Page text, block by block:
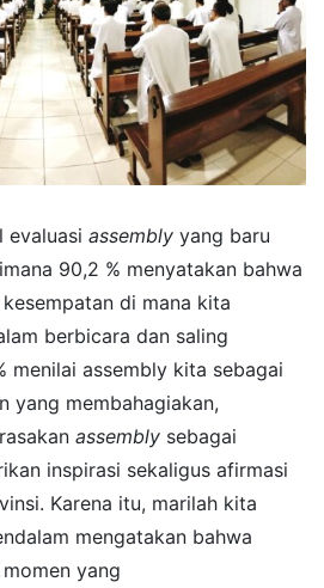
evaluasi assembly yang baru
90,2 % menyatakan bahwa
di mana kita
berbicara dan saling
menilai assembly kita sebagai
yang membahagiakan,
assembly sebagai
inspirasi sekaligus afirmasi
Karena itu, marilah kita
mengatakan bahwa
yang